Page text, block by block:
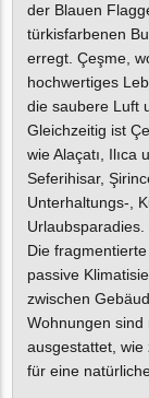
der Blauen
türkisfarbenen
erregt. Çeşme,
hochwertiges
die saubere Luft
Gleichzeitig ist
wie Alaçatı,
Seferihisar,
Unterhaltungs-,
Urlaubsparadies.
Die
passive
zwischen
Wohnungen sind
ausgestattet, wie
für eine